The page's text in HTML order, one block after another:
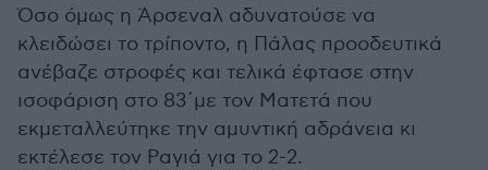
Όσο όμως η Άρσεναλ αδυνατούσε να
κλειδώσει το τρίποντο, η Πάλας προοδευτικά
ανέβαζε στροφές και τελικά έφτασε στην
ισοφάριση στο 83΄με τον Ματετά που
εκμεταλλεύτηκε την αμυντική αδράνεια κι
εκτέλεσε τον Ραγιά για το 2-2.